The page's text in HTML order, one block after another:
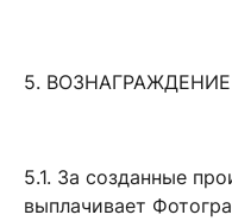
5. ВОЗНАГРАЖДЕНИЕ
5.1. За созданные
выплачивает